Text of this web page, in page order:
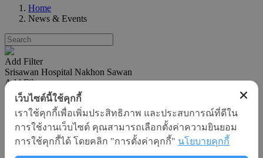
Home
News & Events
Add Filter
Srisawan Hospital Nakhon Sawan
Add Filter
Sort
Latest - Oldest
Oldest - Latest
Search
เว็บไซต์นี้ใช้คุกกี้
เราใช้คุกกี้เพื่อเพิ่มประสิทธิภาพ และประสบการณ์ที่ดีใน
การใช้งานเว็บไซต์ คุณสามารถเลือกตั้งค่าความยินยอม
การใช้คุกกี้ได้ โดยคลิก "การตั้งค่าคุกกี้" นโยบายคุกกี้